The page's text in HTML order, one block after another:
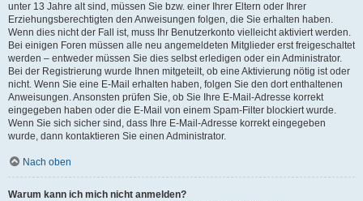
unter 13 Jahre alt sind, müssen Sie bzw. einer Ihrer Eltern oder Ihrer
Erziehungsberechtigten den Anweisungen folgen, die Sie erhalten haben.
Wenn dies nicht der Fall ist, muss Ihr Benutzerkonto vielleicht aktiviert werden.
Bei einigen Foren müssen alle neu angemeldeten Mitglieder erst freigeschaltet
werden – entweder müssen Sie dies selbst erledigen oder ein Administrator.
Bei der Registrierung wurde Ihnen mitgeteilt, ob eine Aktivierung nötig ist oder
nicht. Wenn Sie eine E-Mail erhalten haben, folgen Sie den dort enthaltenen
Anweisungen. Ansonsten prüfen Sie, ob Sie Ihre E-Mail-Adresse korrekt
eingegeben haben oder die E-Mail von einem Spam-Filter blockiert wurde.
Wenn Sie sich sicher sind, dass Ihre E-Mail-Adresse korrekt eingegeben
wurde, dann kontaktieren Sie einen Administrator.
Nach oben
Warum kann ich mich nicht anmelden?